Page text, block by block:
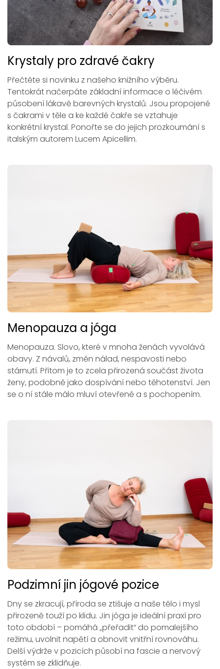
Krystaly pro zdravé čakry
Přečtěte si novinku z našeho knižního výběru.
Tentokrát načerpáte základní informace o léčivém
působení lákavě barevných krystalů. Jsou propojené
s čakrami v těle a ke každé čakře se vztahuje
konkrétní krystal. Ponořte se do jejich prozkoumání s
italským autorem Lucem Apicellim.
Menopauza a jóga
Menopauza. Slovo, které v mnoha ženách vyvolává
obavy. Z návalů, změn nálad, nespavosti nebo
stárnutí. Přitom je to zcela přirozená součást života
ženy, podobně jako dospívání nebo těhotenství. Jen
se o ní stále málo mluví otevřeně a s pochopením.
Podzimní jin jógové pozice
Dny se zkracují, příroda se ztišuje a naše tělo i mysl
přirozeně touží po klidu. Jin jóga je ideální praxí pro
toto období – pomáhá „přeřadit“ do pomalejšího
režimu, uvolnit napětí a obnovit vnitřní rovnováhu.
Delší výdrže v pozicích působí na fascie a nervový
systém se zklidňuje.